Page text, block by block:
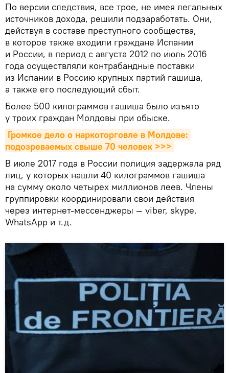
По версии следствия, все трое, не имея легальных
источников дохода, решили подзаработать. Они,
действуя в составе преступного сообщества,
в которое также входили граждане Испании
и России, в период с августа 2012 по июль 2016
года осуществляли контрабандные поставки
из Испании в Россию крупных партий гашиша,
а также его последующий сбыт.
Более 500 килограммов гашиша было изъято
у троих граждан Молдовы при обыске.
Громкое дело о наркоторговле в Молдове:
подозреваемых свыше 70 человек >>>
В июле 2017 года в России полиция задержала ряд
лиц, у которых нашли 40 килограммов гашиша
на сумму около четырех миллионов леев. Члены
группировки координировали свои действия
через интернет-мессенджеры — viber, skype,
WhatsApp и т.д.